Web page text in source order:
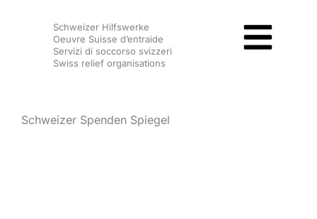
Schweizer Hilfswerke
Oeuvre Suisse d’entraide
Servizi di soccorso svizzeri
Swiss relief organisations
Schweizer Spenden Spiegel